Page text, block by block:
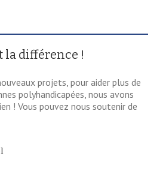
la différence !
projets, pour aider plus de
polyhandicapées, nous avons
! Vous pouvez nous soutenir de